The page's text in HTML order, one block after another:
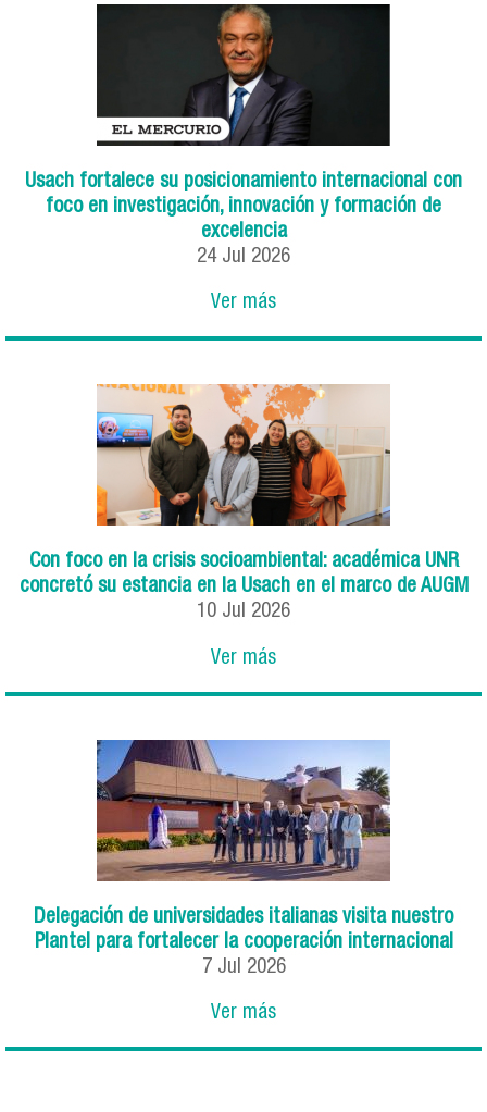
Usach fortalece su posicionamiento internacional con
foco en investigación, innovación y formación de
excelencia
24 Jul 2026
Ver más
Con foco en la crisis socioambiental: académica UNR
concretó su estancia en la Usach en el marco de AUGM
10 Jul 2026
Ver más
Delegación de universidades italianas visita nuestro
Plantel para fortalecer la cooperación internacional
7 Jul 2026
Ver más